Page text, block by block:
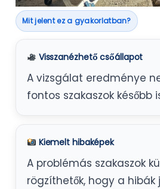
Mit jelent ez a gyakorlatban?
Visszanézhető csőállapot
A vizsgálat eredménye
fontos szakaszok később
Kiemelt hibaképek
A problémás szakaszok
rögzíthetők, hogy a hibák